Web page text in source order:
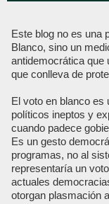
Este blog no es una
Blanco, sino un
antidemocrática que
que conlleva de
El voto en blanco es
políticos ineptos y
cuando padece
Es un gesto
programas, no al
representaría un
actuales
otorgan plasmación